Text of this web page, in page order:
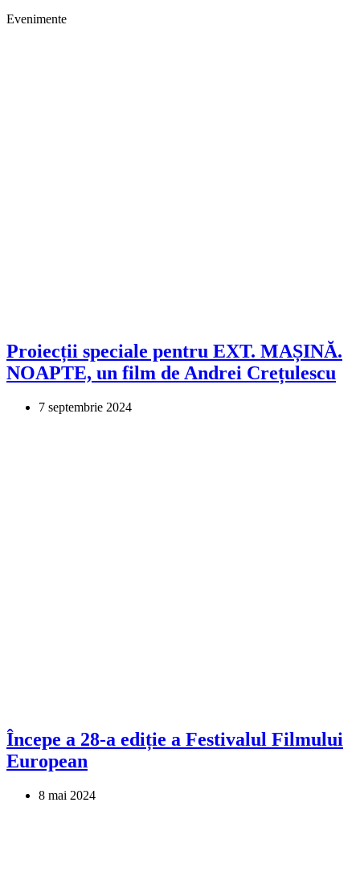
Evenimente
Proiecții speciale pentru EXT. MAȘINĂ.
NOAPTE, un film de Andrei Crețulescu
7 septembrie 2024
Începe a 28-a ediție a Festivalul Filmului
European
8 mai 2024